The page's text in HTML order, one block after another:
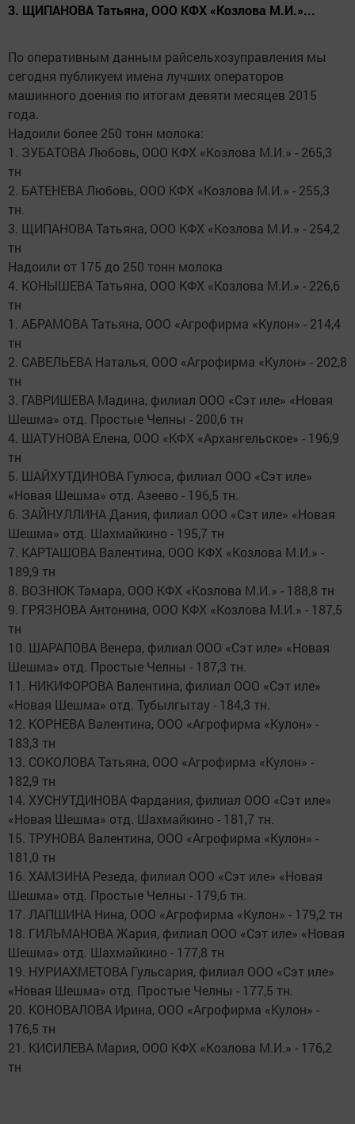
3. ЩИПАНОВА Татьяна, ООО КФХ «Козлова М.И.»...
По оперативным данным райсельхозуправления мы
сегодня публикуем имена лучших операторов
машинного доения по итогам девяти месяцев 2015
года.
Надоили более 250 тонн молока:
1. ЗУБАТОВА Любовь, ООО КФХ «Козлова М.И.» - 265,3
тн
2. БАТЕНЕВА Любовь, ООО КФХ «Козлова М.И.» - 255,3
тн.
3. ЩИПАНОВА Татьяна, ООО КФХ «Козлова М.И.» - 254,2
тн
Надоили от 175 до 250 тонн молока
4. КОНЫШЕВА Татьяна, ООО КФХ «Козлова М.И.» - 226,6
тн
1. АБРАМОВА Татьяна, ООО «Агрофирма «Кулон» - 214,4
тн
2. САВЕЛЬЕВА Наталья, ООО «Агрофирма «Кулон» - 202,8
тн
3. ГАВРИШЕВА Мадина, филиал ООО «Сэт иле» «Новая
Шешма» отд. Простые Челны - 200,6 тн
4. ШАТУНОВА Елена, ООО «КФХ «Архангельское» - 196,9
тн
5. ШАЙХУТДИНОВА Гулюса, филиал ООО «Сэт иле»
«Новая Шешма» отд. Азеево - 196,5 тн.
6. ЗАЙНУЛЛИНА Дания, филиал ООО «Сэт иле» «Новая
Шешма» отд. Шахмайкино - 195,7 тн
7. КАРТАШОВА Валентина, ООО КФХ «Козлова М.И.» -
189,9 тн
8. ВОЗНЮК Тамара, ООО КФХ «Козлова М.И.» - 188,8 тн
9. ГРЯЗНОВА Антонина, ООО КФХ «Козлова М.И.» - 187,5
тн
10. ШАРАПОВА Венера, филиал ООО «Сэт иле» «Новая
Шешма» отд. Простые Челны - 187,3 тн.
11. НИКИФОРОВА Валентина, филиал ООО «Сэт иле»
«Новая Шешма» отд. Тубылгытау - 184,3 тн.
12. КОРНЕВА Валентина, ООО «Агрофирма «Кулон» -
183,3 тн
13. СОКОЛОВА Татьяна, ООО «Агрофирма «Кулон» -
182,9 тн
14. ХУСНУТДИНОВА Фардания, филиал ООО «Сэт иле»
«Новая Шешма» отд. Шахмайкино - 181,7 тн.
15. ТРУНОВА Валентина, ООО «Агрофирма «Кулон» -
181,0 тн
16. ХАМЗИНА Резеда, филиал ООО «Сэт иле» «Новая
Шешма» отд. Простые Челны - 179,6 тн.
17. ЛАПШИНА Нина, ООО «Агрофирма «Кулон» - 179,2 тн
18. ГИЛЬМАНОВА Жария, филиал ООО «Сэт иле» «Новая
Шешма» отд. Шахмайкино - 177,8 тн
19. НУРИАХМЕТОВА Гульсария, филиал ООО «Сэт иле»
«Новая Шешма» отд. Простые Челны - 177,5 тн.
20. КОНОВАЛОВА Ирина, ООО «Агрофирма «Кулон» -
176,5 тн
21. КИСИЛЕВА Мария, ООО КФХ «Козлова М.И.» - 176,2
тн